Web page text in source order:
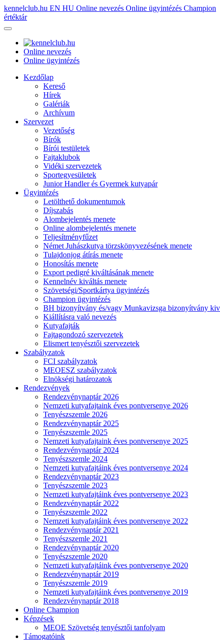
kennelclub.hu EN HU Online nevezés Online ügyintézés Champion
értéktár
Online nevezés
Online ügyintézés
Kezdőlap
Kereső
Hírek
Galériák
Archívum
Szervezet
Vezetőség
Bírók
Bírói testületek
Fajtaklubok
Vidéki szervezetek
Sportegyesületek
Junior Handler és Gyermek kutyapár
Ügyintézés
Letölthető dokumentumok
Díjszabás
Alombejelentés menete
Online alombejelentés menete
Teljesítményfűzet
Német Juhászkutya törzskönyvezésének menete
Tulajdonjog átírás menete
Honosítás menete
Export pedigré kiváltásának menete
Kennelnév kiváltás menete
Szövetségi/Sportkártya ügyintézés
Champion ügyintézés
BH bizonyítvány és/vagy Munkavizsga bizonyítvány
Kiállításra való nevezés
Kutyafajták
Fajtagondozó szervezetek
Elismert tenyésztői szervezetek
Szabályzatok
FCI szabályzatok
MEOESZ szabályzatok
Elnökségi határozatok
Rendezvények
Rendezvénynaptár 2026
Nemzeti kutyafajtaink éves pontversenye 2026
Tenyészszemle 2026
Rendezvénynaptár 2025
Tenyészszemle 2025
Nemzeti kutyafajtaink éves pontversenye 2025
Rendezvénynaptár 2024
Tenyészszemle 2024
Nemzeti kutyafajtáink éves pontversenye 2024
Rendezvénynaptár 2023
Tenyészszemle 2023
Nemzeti kutyafajtáink éves pontversenye 2023
Rendezvénynaptár 2022
Tenyészszemle 2022
Nemzeti kutyafajtáink éves pontversenye 2022
Rendezvénynaptár 2021
Tenyészszemle 2021
Rendezvénynaptár 2020
Tenyészszemle 2020
Nemzeti kutyafajtáink éves pontversenye 2020
Rendezvénynaptár 2019
Tenyészszemle 2019
Nemzeti kutyafajtáink éves pontversenye 2019
Rendezvénynaptár 2018
Online Champion
Képzések
MEOE Szövetség tenyésztői tanfolyam
Támogatóink